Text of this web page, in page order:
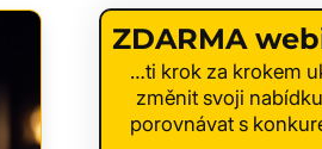
ZDARMA
…ti krok za krokem
změnit svoji
porovnávat s